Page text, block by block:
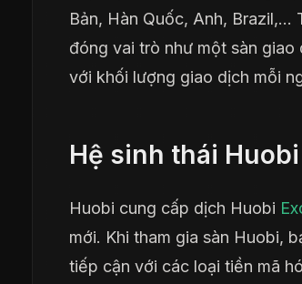
Bản, Hàn Quốc, Anh,
đóng vai trò như một sàn
với khối lượng giao dịch mỗi
Hệ sinh thái Huobi
Huobi cung cấp dịch Huobi
mới. Khi tham gia sàn Huobi,
tiếp cận với các loại tiền mã